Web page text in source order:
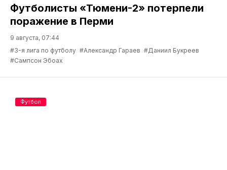
Футболисты «Тюмени-2» потерпели
поражение в Перми
9 августа, 07:44
#3-я лига по футболу #Александр Гараев #Даниил Букреев
#Сампсон Эбоах
Футбол